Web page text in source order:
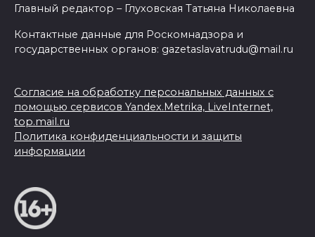
Главный редактор – Глуховская Татьяна Николаевна
Контактные данные для Роскомнадзора и
государственных органов: gazetaslavatrudu@mail.ru
Согласие на обработку персональных данных с
помощью сервисов Yandex.Metrika, LiveInternet,
top.mail.ru
Политика конфиденциальности и защиты
информации